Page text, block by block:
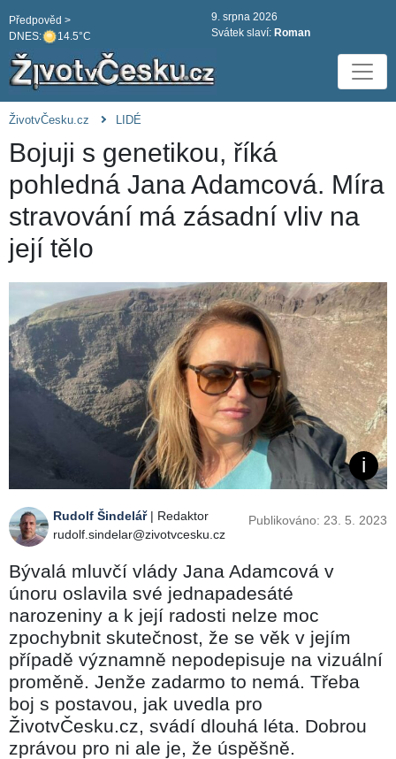
DNES: 14.5°C
Předpověd >
9. srpna 2026
Svátek slaví: Roman
ŽivotvČesku.cz LIDÉ
Bojuji s genetikou, říká
pohledná Jana Adamcová. Míra
stravování má zásadní vliv na
její tělo
Rudolf Šindelář| Redaktor
rudolf.sindelar@zivotvcesku.cz
Publikováno: 23. 5. 2023
Bývalá mluvčí vlády Jana Adamcová v
únoru oslavila své jednapadesáté
narozeniny a k její radosti nelze moc
zpochybnit skutečnost, že se věk v jejím
případě významně nepodepisuje na vizuální
proměně. Jenže zadarmo to nemá. Třeba
boj s postavou, jak uvedla pro
ŽivotvČesku.cz, svádí dlouhá léta. Dobrou
zprávou pro ni ale je, že úspěšně.